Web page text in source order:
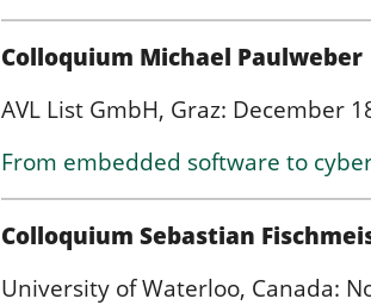
Colloquium Michael Paulweber
AVL List GmbH, Graz: December
From embedded software to
Colloquium Sebastian
University of Waterloo, Canada: